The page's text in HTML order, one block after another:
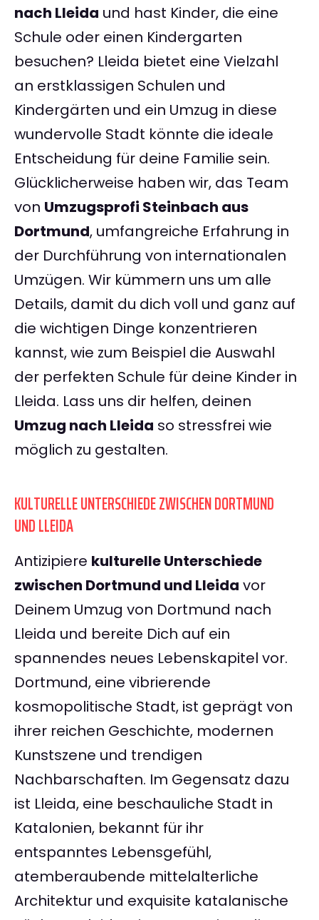
nach Lleida und hast Kinder, die eine
Schule oder einen Kindergarten
besuchen? Lleida bietet eine Vielzahl
an erstklassigen Schulen und
Kindergärten und ein Umzug in diese
wundervolle Stadt könnte die ideale
Entscheidung für deine Familie sein.
Glücklicherweise haben wir, das Team
von Umzugsprofi Steinbach aus
Dortmund, umfangreiche Erfahrung in
der Durchführung von internationalen
Umzügen. Wir kümmern uns um alle
Details, damit du dich voll und ganz auf
die wichtigen Dinge konzentrieren
kannst, wie zum Beispiel die Auswahl
der perfekten Schule für deine Kinder in
Lleida. Lass uns dir helfen, deinen
Umzug nach Lleida so stressfrei wie
möglich zu gestalten.
KULTURELLE UNTERSCHIEDE ZWISCHEN DORTMUND
UND LLEIDA
Antizipiere kulturelle Unterschiede
zwischen Dortmund und Lleida vor
Deinem Umzug von Dortmund nach
Lleida und bereite Dich auf ein
spannendes neues Lebenskapitel vor.
Dortmund, eine vibrierende
kosmopolitische Stadt, ist geprägt von
ihrer reichen Geschichte, modernen
Kunstszene und trendigen
Nachbarschaften. Im Gegensatz dazu
ist Lleida, eine beschauliche Stadt in
Katalonien, bekannt für ihr
entspanntes Lebensgefühl,
atemberaubende mittelalterliche
Architektur und exquisite katalanische